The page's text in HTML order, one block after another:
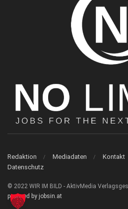
Redaktion Mediadaten Kontakt
Datenschutz
© 2022 WIR IM BILD - AktivMedia
powered by jobsin.at